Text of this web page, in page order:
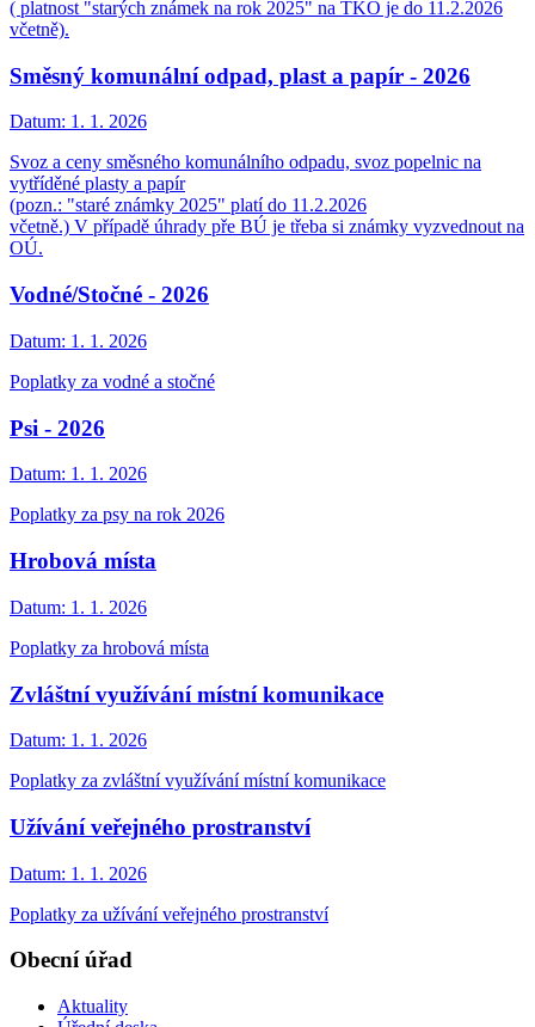
( platnost "starých známek na rok 2025" na TKO je do 11.2.2026
včetně).
Směsný komunální odpad, plast a papír - 2026
Datum: 1. 1. 2026
Svoz a ceny směsného komunálního odpadu, svoz popelnic na
vytříděné plasty a papír
(pozn.: "staré známky 2025" platí do 11.2.2026
včetně.) V případě úhrady pře BÚ je třeba si známky vyzvednout na
OÚ.
Vodné/Stočné - 2026
Datum: 1. 1. 2026
Poplatky za vodné a stočné
Psi - 2026
Datum: 1. 1. 2026
Poplatky za psy na rok 2026
Hrobová místa
Datum: 1. 1. 2026
Poplatky za hrobová místa
Zvláštní využívání místní komunikace
Datum: 1. 1. 2026
Poplatky za zvláštní využívání místní komunikace
Užívání veřejného prostranství
Datum: 1. 1. 2026
Poplatky za užívání veřejného prostranství
Obecní úřad
Aktuality